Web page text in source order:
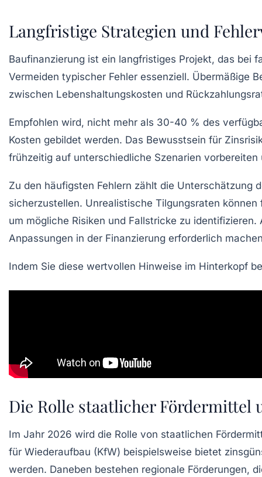
Langfristige Strategien und
Baufinanzierung ist ein langfristiges Projekt, das bei
Vermeiden typischer Fehler essenziell. Übermäßige
zwischen Lebenshaltungskosten und
Empfohlen wird, nicht mehr als 30-40 % des
Kosten gebildet werden. Das Bewusstsein für
frühzeitig auf unterschiedliche Szenarien
Zu den häufigsten Fehlern zählt die Unterschätzung
sicherzustellen. Unrealistische Tilgungsraten
um mögliche Risiken und Fallstricke zu
Anpassungen in der Finanzierung erforderlich
Indem Sie diese wertvollen Hinweise im Hinterkopf
Die Rolle staatlicher Fördermittel
Im Jahr 2026 wird die Rolle von staatlichen
für Wiederaufbau (KfW) beispielsweise bietet
werden. Daneben bestehen regionale Förderungen,